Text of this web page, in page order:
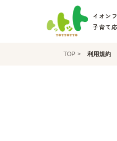
イオン
子育て
TOP 利用規約